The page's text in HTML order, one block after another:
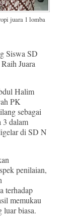
juara 1 lomba
Siswa SD
Juara
Halim
PK
sebagai
3 dalam
di SD N
penilaian,
terhadap
memukau
luar biasa.